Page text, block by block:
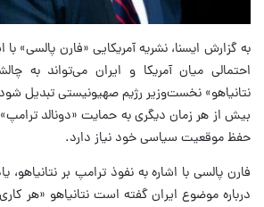
به گزارش ایسنا، نشریه آمریکایی «فارن پالسی»
احتمالی میان آمریکا و ایران می‌تواند به
نتانیاهو» نخست‌وزیر رژیم صهیونیستی تبدیل
بیش از هر زمان دیگری به حمایت «دونالد
حفظ موقعیت سیاسی خود نیاز دارد.
فارن پالسی با اشاره به نفوذ ترامپ بر نتانیاهو،
درباره موضوع ایران گفته است نتانیاهو «هر